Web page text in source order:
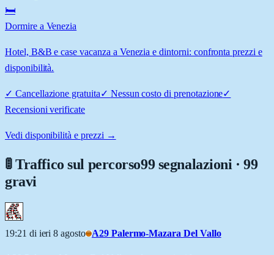
🛏️
Dormire a Venezia
Hotel, B&B e case vacanza a Venezia e dintorni: confronta prezzi e
disponibilità.
✓ Cancellazione gratuita✓ Nessun costo di prenotazione✓
Recensioni verificate
Vedi disponibilità e prezzi →
🚦 Traffico sul percorso99 segnalazioni · 99
gravi
19:21 di ieri 8 agosto A29 Palermo-Mazara Del Vallo